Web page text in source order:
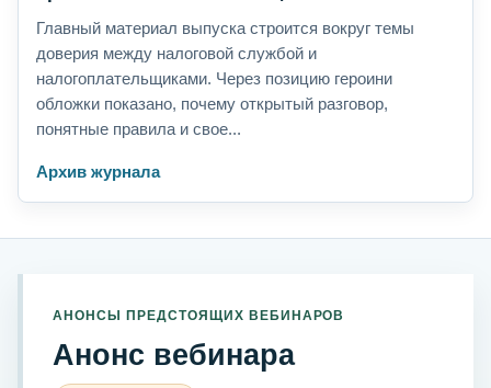
Главный материал выпуска строится вокруг темы
доверия между налоговой службой и
налогоплательщиками. Через позицию героини
обложки показано, почему открытый разговор,
понятные правила и свое...
Архив журнала
АНОНСЫ ПРЕДСТОЯЩИХ ВЕБИНАРОВ
Анонс вебинара